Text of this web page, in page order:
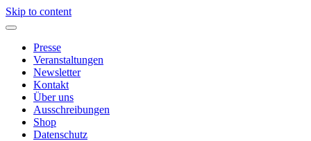
Skip to content
Presse
Veranstaltungen
Newsletter
Kontakt
Über uns
Ausschreibungen
Shop
Datenschutz